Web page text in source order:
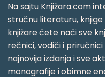
Na sajtu Knjižara.com
stručnu literaturu, knjige
knjižare ćete naći sve
rečnici, vodiči i
najnovija izdanja i sve
monografije i obimne